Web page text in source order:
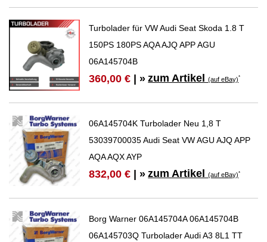
Turbolader für VW Audi Seat Skoda 1.8 T
150PS 180PS AQA AJQ APP AGU
06A145704B
360,00 € | » zum Artikel(auf eBay)*
06A145704K Turbolader Neu 1,8 T
53039700035 Audi Seat VW AGU AJQ APP
AQA AQX AYP
832,00 € | » zum Artikel(auf eBay)*
Borg Warner 06A145704A 06A145704B
06A145703Q Turbolader Audi A3 8L1 TT